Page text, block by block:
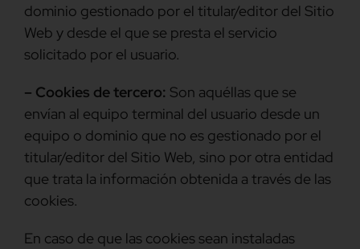
dominio gestionado por el titular/editor del Sitio
Web y desde el que se presta el servicio
solicitado por el usuario.
– Cookies de tercero: Son aquéllas que se
envían al equipo terminal del usuario desde un
equipo o dominio que no es gestionado por el
titular/editor del Sitio Web, sino por otra entidad
que trata la información obtenida a través de las
cookies.
En caso de que las cookies sean instaladas